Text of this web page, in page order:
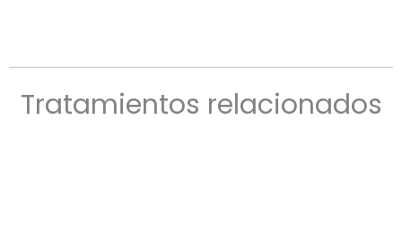
Tratamientos relacionados